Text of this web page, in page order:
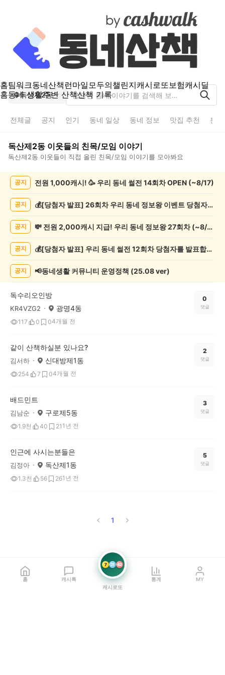
홈팀워크동네산책 런마일모두의챌린지캐시로또보험캐시딜
홈동네 생활주변 산책산책 기록
독산제2동
전체글 공지 인기 동네 일상 동네 정보 맛집 추천 분
독산제2동 이웃들의 친목/모임 이야기
독산제2동 이웃들이 직접 올린 친목/모임 이야기를 모아봐요
목/
글
공지 전원 1,000캐시! 🥳 우리 동네 썰전 14회차 OPEN (~8/17)
공지 💰[당첨자 발표] 26회차 우리 동네 정보왕 이벤트 당첨자를 발표합니다!
공지 💸 전원 2,000캐시 지급! 우리 동네 정보왕 27회차 (~8/10)
공지 💰[당첨자 발표] 우리 동네 썰전 12회차 당첨자를 발표합니다!
공지 📢동네생활 커뮤니티 운영정책 (25.08 ver)
독수리오인방
KR4VZG2 광명4동
117 0 04개월 전
0
댓글
같이 산책하실분 있나요?
김서하 신대방제1동
254 7 04개월 전
2
댓글
배드민트
김남순 구로제5동
1.9천 40 21 1년 전
3
댓글
인근에 사시는분들은
김정아 독산제1동
1.3천 56 261년 전
5
댓글
1
홈 캐시톡
7 21 42
캐시로또
통계 MY